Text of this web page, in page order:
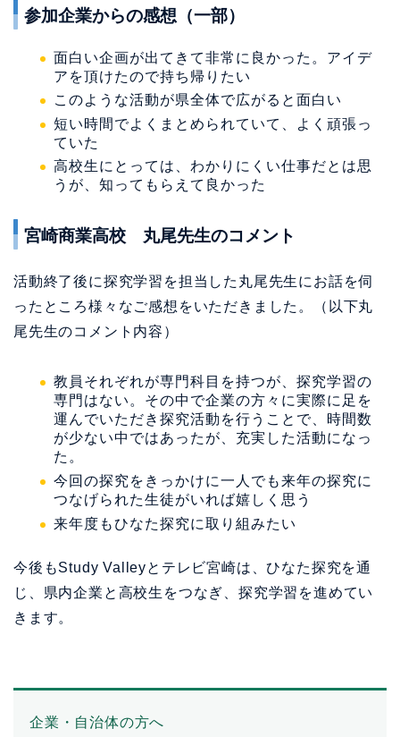
参加企業からの感想（一部）
面白い企画が出てきて非常に良かった。アイデ
アを頂けたので持ち帰りたい
このような活動が県全体で広がると面白い
短い時間でよくまとめられていて、よく頑張っ
ていた
高校生にとっては、わかりにくい仕事だとは思
うが、知ってもらえて良かった
宮崎商業高校 丸尾先生のコメント
活動終了後に探究学習を担当した丸尾先生にお話を伺
ったところ様々なご感想をいただきました。（以下丸
尾先生のコメント内容）
教員それぞれが専門科目を持つが、探究学習の
専門はない。その中で企業の方々に実際に足を
運んでいただき探究活動を行うことで、時間数
が少ない中ではあったが、充実した活動になっ
た。
今回の探究をきっかけに一人でも来年の探究に
つなげられた生徒がいれば嬉しく思う
来年度もひなた探究に取り組みたい
今後もStudy Valleyとテレビ宮崎は、ひなた探究を通
じ、県内企業と高校生をつなぎ、探究学習を進めてい
きます。
企業・自治体の方へ